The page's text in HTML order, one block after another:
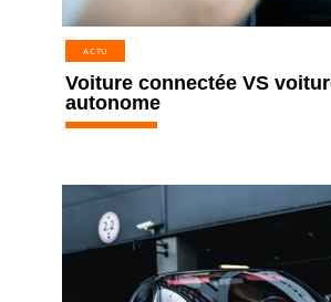
ACTU
Voiture connectée VS
autonome